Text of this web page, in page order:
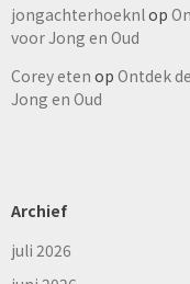
jongachterhoeknlop
voor Jong en Oud
Corey eten op Ontdek
Jong en Oud
Archief
juli 2026